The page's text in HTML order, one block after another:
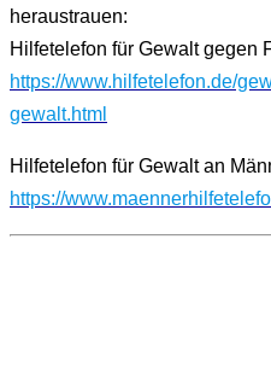
heraustrauen:
Hilfetelefon für Gewalt gegen
https://www.hilfetelefon.de/
gewalt.html
Hilfetelefon für Gewalt an
https://